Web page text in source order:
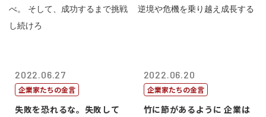
2022.06.27
企業家たちの金言
失敗を恐れるな。失敗して
2022.06.20
企業家たちの金言
竹に節があるように 企業は